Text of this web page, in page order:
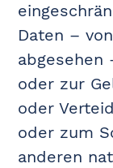
Daten –
abgesehen
oder zur
oder
oder zum
anderen